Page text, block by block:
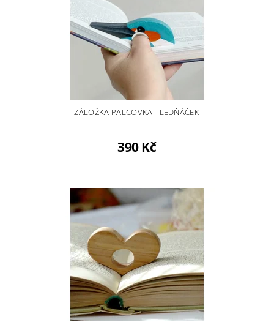
ZÁLOŽKA PALCOVKA - LEDŇÁČEK
390 Kč